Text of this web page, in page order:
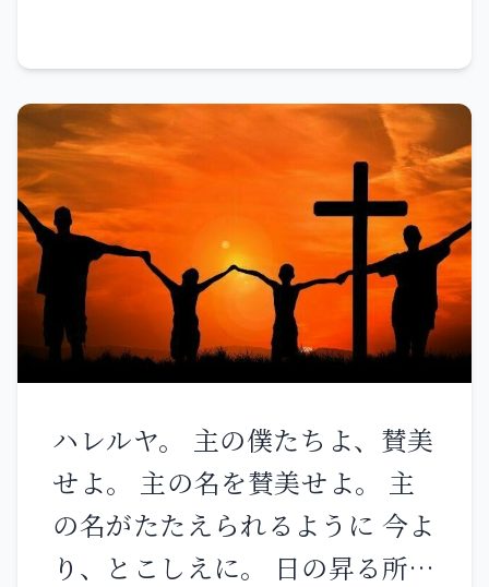
ぶ。立ち帰れ、悪の道から立ち
帰れ。イスラエルの家よ、あな
たがたがどうして死んでよいだ
ろうか。 人の子よ、あなたは同
胞に言いなさい。正しき者の正
義も、背くときには自分を救う
ことができない。また、悪しき
者の悪も、その悪から立ち帰る
ときには、それによってつまず
くことはない。正しき者も、罪
を犯すときは、その正義によっ
あなたであることを知るでしょ
う。」 すると、主の火が降っ
て、焼き尽くすいけにえや薪、
石や塵を焼き尽くし、溝の水を
なめ尽くした。 これを見た民は
皆その前にひれ伏し、「主こそ
神です。主こそ神です」と言っ
た。 エリヤが、「バアルの預言
な」と言ったので、民は彼らを
皆捕らえた。エリヤは彼らをキ
ションの渓谷に連れて行き、そ
るのか。 よくよく言っておく。
あなたがたは泣き悲しむが、世
は喜ぶ。あなたがたは苦しみに
さいなまれるが、その苦しみは
喜びに変わる。 女が子どもを産
むときには、苦しみがある。そ
の時が来たからである。しか
し、子どもが生まれると、一人
の人が世に生まれ出た喜びのた
めに、もはやその苦痛を思い出
さない。 このように、あなたが
たにも、今は苦しみがある。し
たちのものである。 悲しむ人々
は、幸いである その人たちは慰
められる。 へりくだった人々
は、幸いである その人たちは地
を受け継ぐ。 義に飢え渇く人々
は、幸いである その人たちは満
たされる。 憐れみ深い人々は、
幸いである その人たちは憐れみ
いである その人たちは神を見
る。 平和を造る人々は、幸いで
ある その人たちは神の子と呼ば
ハレルヤ。 主の僕たちよ、賛美
せよ。 主の名を賛美せよ。 主
の名がたたえられるように 今よ
り、とこしえに。 日の昇る所か